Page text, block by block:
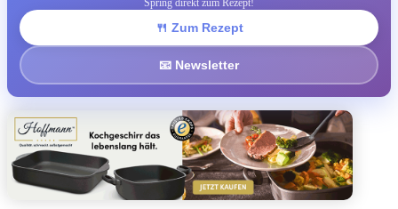
Spring direkt zum Rezept!
🍴 Zum Rezept
📧 Newsletter